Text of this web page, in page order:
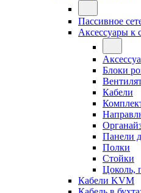
Пассивное
Аксессуары к
Блоки
Кабели
Панели
Полки
Стойки
Цоколь,
Кабели KVM